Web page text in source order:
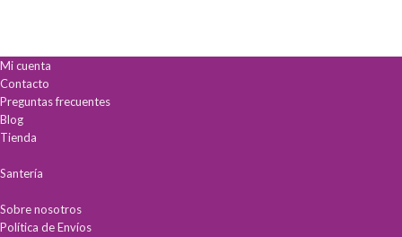
Mi cuenta
Contacto
Preguntas frecuentes
Blog
Tienda
Santería
Sobre nosotros
Política de Envíos